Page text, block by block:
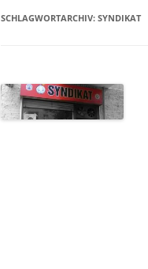
SCHLAGWORTARCHIV: SYNDIKAT